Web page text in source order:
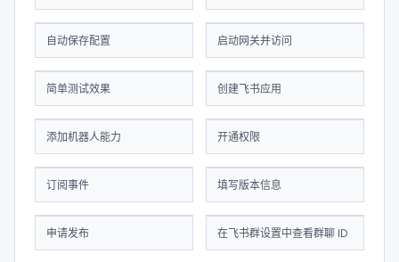
自动保存配置 启动网关并访问
简单测试效果 创建飞书应用
添加机器人能力 开通权限
订阅事件 填写版本信息
申请发布 在飞书群设置中查看群聊 ID